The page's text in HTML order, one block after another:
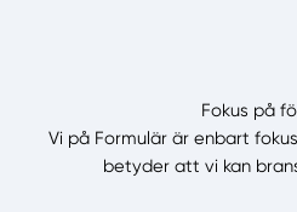
Fokus på
Vi på Formulär är enbart
betyder att vi kan